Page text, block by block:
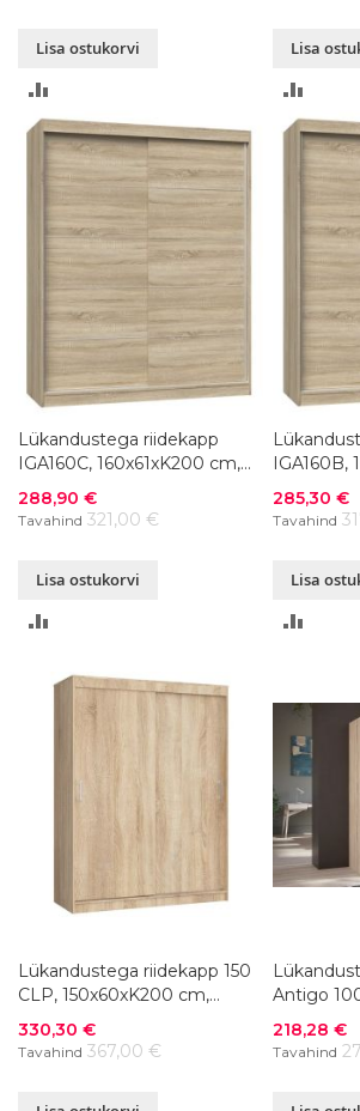
Lisa ostukorvi
VÕRDLUSESSE
Lisa
Lükandustega riidekapp
IGA160C, 160x61xK200 cm,
värvivalik
Soodushind
288,90 €
Tavahind 321,00 €
Lisa ostukorvi
IGA160B,
värvivalik
Soodushind
285,30 €
Tavahind
Lisa
Lükandustega riidekapp 150
CLP, 150x60xK200 cm,
värvivalik
Soodushind
330,30 €
Tavahind 367,00 €
Antigo
cm,
Soodushind
218,28 €
Tavahind